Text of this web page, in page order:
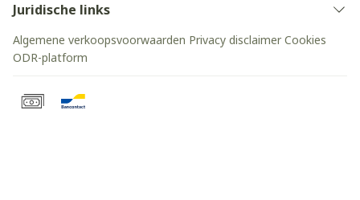
Juridische links
Algemene verkoopsvoorwaarden Privacy disclaimer Cookies
ODR-platform